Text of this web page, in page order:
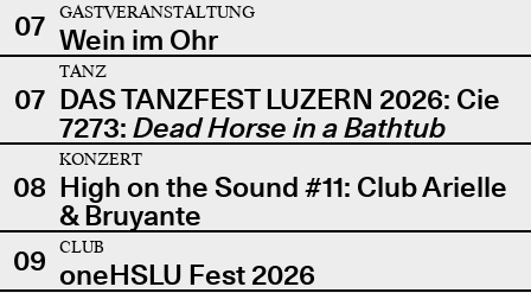
07
GASTVERANSTALTUNG
Wein im Ohr
07
TANZ
DAS TANZFEST LUZERN 2026: Cie
7273: Dead Horse in a Bathtub
08
KONZERT
High on the Sound #11: Club Arielle
& Bruyante
09
CLUB
oneHSLU Fest 2026